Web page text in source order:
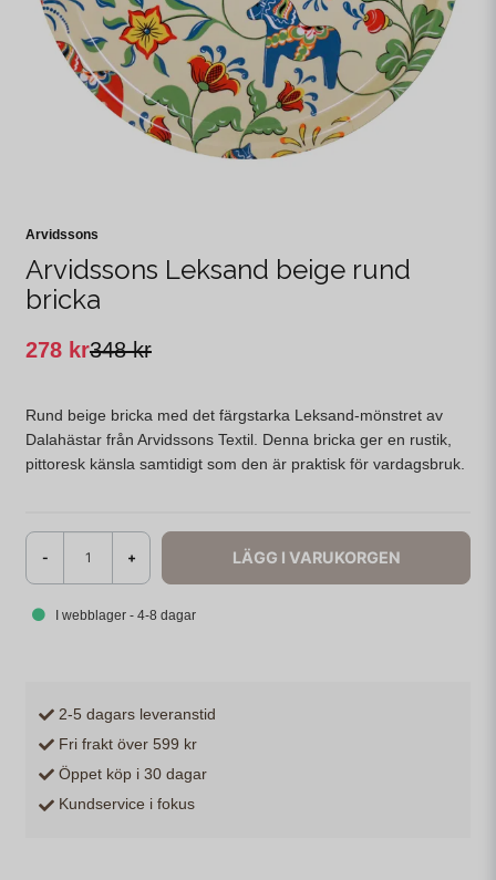
Arvidssons
Arvidssons Leksand beige rund
bricka
348 kr
278 kr
Rund beige bricka med det färgstarka Leksand-mönstret av
Dalahästar från Arvidssons Textil. Denna bricka ger en rustik,
pittoresk känsla samtidigt som den är praktisk för vardagsbruk.
- + LÄGG I VARUKORGEN
I webblager - 4-8 dagar
2-5 dagars leveranstid
Fri frakt över 599 kr
Öppet köp i 30 dagar
Kundservice i fokus